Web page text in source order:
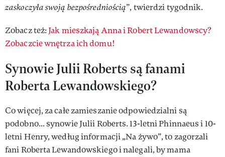
zaskoczyła swoją bezpośredniością”, twierdzi tygodnik.
Zobacz też: Jak mieszkają Anna i Robert Lewandowscy?
Zobaczcie wnętrza ich domu!
Synowie Julii Roberts są fanami
Roberta Lewandowskiego?
Co więcej, za całe zamieszanie odpowiedzialni są
podobno... synowie Julii Roberts. 13-letni Phinnaeus i 10-
letni Henry, według informacji „Na żywo”, to zagorzali
fani Roberta Lewandowskiego i nalegali, by mama